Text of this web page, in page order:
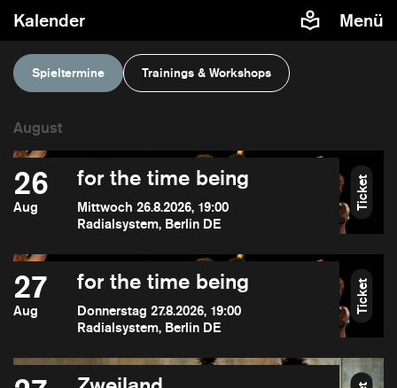
Kalender Menü
Spieltermine Trainings & Workshops
26
Aug
for the time being
Mittwoch 26.8.2026, 19:00
Radialsystem, Berlin DE
Ticket
27
Aug
for the time being
Donnerstag 27.8.2026, 19:00
Radialsystem, Berlin DE
Ticket